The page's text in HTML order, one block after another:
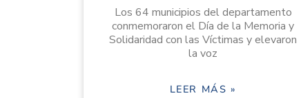
Los 64 municipios del departamento
conmemoraron el Día de la Memoria y
Solidaridad con las Víctimas y elevaron
la voz
LEER MÁS »